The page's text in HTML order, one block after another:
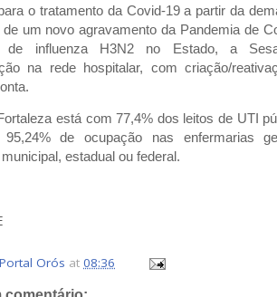
o tratamento da Covid-19 a partir da
de um novo agravamento da Pandemia de
de influenza H3N2 no Estado, a
na rede hospitalar, com criação/
está com 77,4% dos leitos de UTI
de ocupação nas enfermarias
estadual ou federal.
Portal Orós at 08:36